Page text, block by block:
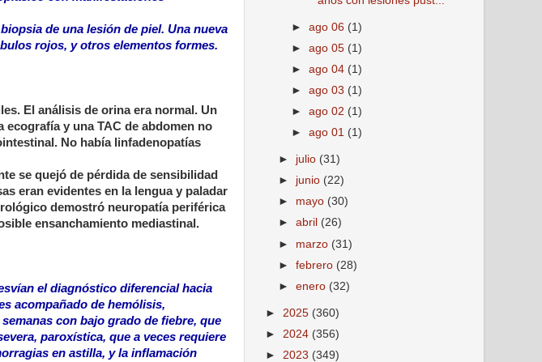
de una lesión de piel. Una nueva
rojos, y otros elementos formes.
El análisis de orina era normal. Un
y una TAC de abdomen no
No había linfadenopatías
se quejó de pérdida de sensibilidad
eran evidentes en la lengua y paladar
demostró neuropatía periférica
ensanchamiento mediastinal.
el diagnóstico diferencial hacia
acompañado de hemólisis,
con bajo grado de fiebre, que
paroxística, que a veces requiere
en astilla, y la inflamación
►ago 06 (1)
►ago 05 (1)
►ago 04 (1)
►ago 03 (1)
►ago 02 (1)
►ago 01 (1)
► julio (31)
► junio (22)
► mayo (30)
►abril (26)
► marzo (31)
►febrero (28)
►enero (32)
► 2025 (360)
► 2024 (356)
► 2023 (349)